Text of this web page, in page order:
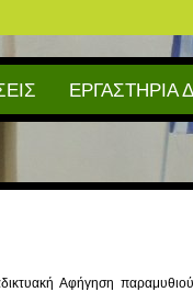
ΕΡΓΑΣΤΗΡΙΑ
Αφήγηση